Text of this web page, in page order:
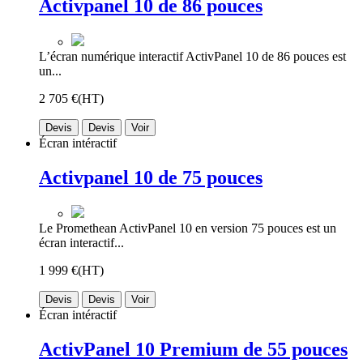
Activpanel 10 de 86 pouces
L’écran numérique interactif ActivPanel 10 de 86 pouces est
un...
2 705 €(HT)
Devis Devis Voir
Écran intéractif
Activpanel 10 de 75 pouces
Le Promethean ActivPanel 10 en version 75 pouces est un
écran interactif...
1 999 €(HT)
Devis Devis Voir
Écran intéractif
ActivPanel 10 Premium de 55 pouces